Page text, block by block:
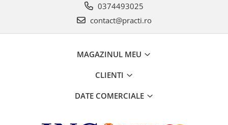
0374493025
contact@practi.ro
MAGAZINUL MEU
CLIENTI
DATE COMERCIALE